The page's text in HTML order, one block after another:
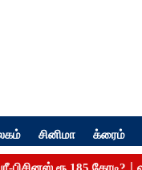
சினிமா க்ரைம்